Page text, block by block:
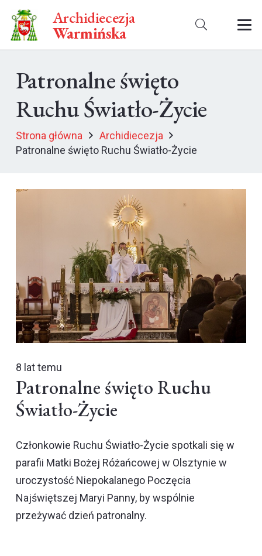
Archidiecezja
Warmińska
Patronalne święto
Ruchu Światło-Życie
Strona główna
Archidiecezja
Patronalne święto Ruchu Światło-Życie
8 lat temu
Patronalne święto Ruchu
Światło-Życie
Członkowie Ruchu Światło-Życie spotkali się w
parafii Matki Bożej Różańcowej w Olsztynie w
uroczystość Niepokalanego Poczęcia
Najświętszej Maryi Panny, by wspólnie
przeżywać dzień patronalny.